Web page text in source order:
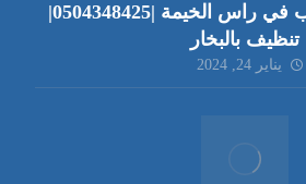
شركة تنظيف كنب في راس الخيمة |0504348425|
تنظيف بالبخار
يناير 24, 2024